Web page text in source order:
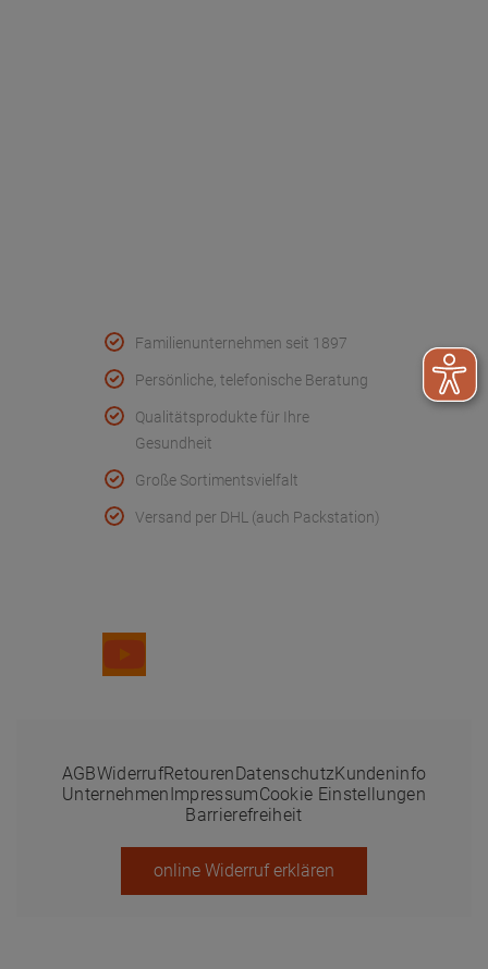
Familienunternehmen seit 1897
Persönliche, telefonische Beratung
Qualitätsprodukte für Ihre
Gesundheit
Große Sortimentsvielfalt
Versand per DHL (auch Packstation)
AGBWiderrufRetouren DatenschutzKundeninfo
Unternehmen ImpressumCookie Einstellungen
Barrierefreiheit
online Widerruf erklären